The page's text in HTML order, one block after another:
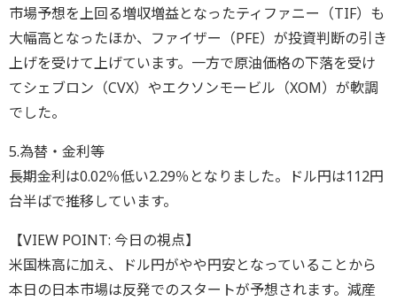
市場予想を上回る増収増益となったティファニー（TIF）も
大幅高となったほか、ファイザー（PFE）が投資判断の引き
上げを受けて上げています。一方で原油価格の下落を受け
てシェブロン（CVX）やエクソンモービル（XOM）が軟調
でした。
5.為替・金利等
長期金利は0.02％低い2.29％となりました。ドル円は112円
台半ばで推移しています。
【VIEW POINT: 今日の視点】
米国株高に加え、ドル円がやや円安となっていることから
本日の日本市場は反発でのスタートが予想されます。減産